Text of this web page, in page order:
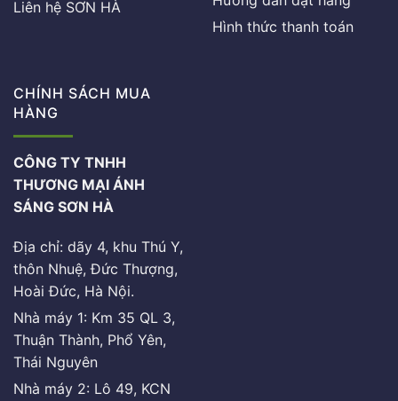
Liên hệ SƠN HÀ
Hình thức thanh toán
CHÍNH SÁCH MUA
HÀNG
CÔNG TY TNHH
THƯƠNG MẠI ÁNH
SÁNG SƠN HÀ
Địa chỉ: dãy 4, khu Thú Y,
thôn Nhuệ, Đức Thượng,
Hoài Đức, Hà Nội.
Nhà máy 1: Km 35 QL 3,
Thuận Thành, Phổ Yên,
Thái Nguyên
Nhà máy 2: Lô 49, KCN